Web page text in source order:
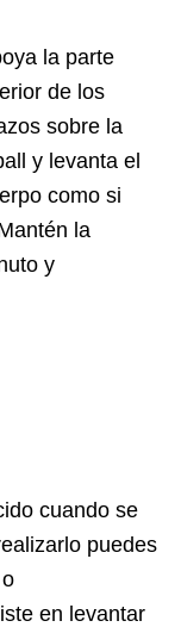
la parte
de los
sobre la
y levanta el
como si
la
y
cuando se
puedes
en levantar